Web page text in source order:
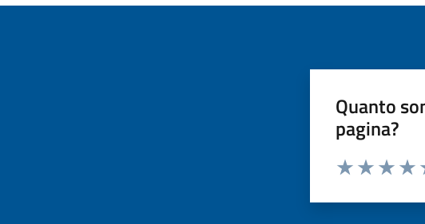
Quanto
pagina?
Valuta da 1 a 5